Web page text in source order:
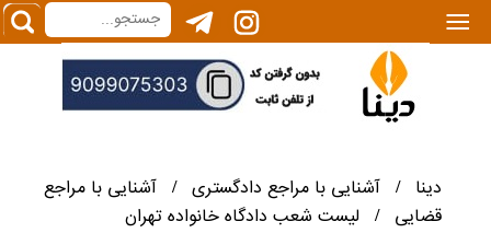
|||
دینا / آشنایی با مراجع دادگستری /
آشنایی با مراجع
قضایی
/ لیست شعب دادگاه خانواده تهران